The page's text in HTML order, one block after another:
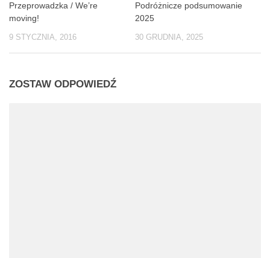
Przeprowadzka / We’re
moving!
9 STYCZNIA, 2016
Podróżnicze podsumowanie
2025
30 GRUDNIA, 2025
ZOSTAW ODPOWIEDŹ